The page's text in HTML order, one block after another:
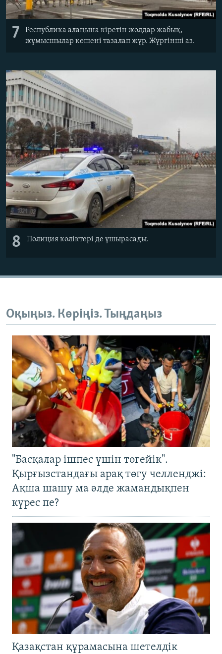
7
Республика алаңына кіретін жолдар жабық,
жұмысшылар көшені тазалап жүр. Жүргінші аз.
8 Полиция көліктері де ұшырасады.
Оқыңыз. Көріңіз. Тыңдаңыз
"Басқалар ішпес үшін төгейік".
Қырғызстандағы арақ төгу челленджі:
Ақша шашу ма әлде жамандықпен
күрес пе?
Қазақстан құрамасына шетелдік